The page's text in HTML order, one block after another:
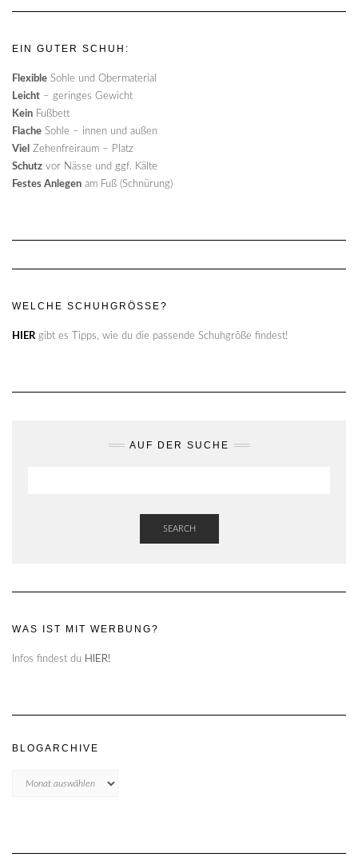
EIN GUTER SCHUH:
Flexible Sohle und Obermaterial
Leicht – geringes Gewicht
Kein Fußbett
Flache Sohle – innen und außen
Viel Zehenfreiraum – Platz
Schutz vor Nässe und ggf. Kälte
Festes Anlegen am Fuß (Schnürung)
WELCHE SCHUHGRÖSSE?
HIERgibt es Tipps, wie du die passende Schuhgröße findest!
AUF DER SUCHE
SEARCH
WAS IST MIT WERBUNG?
Infos findest du HIER!
BLOGARCHIVE